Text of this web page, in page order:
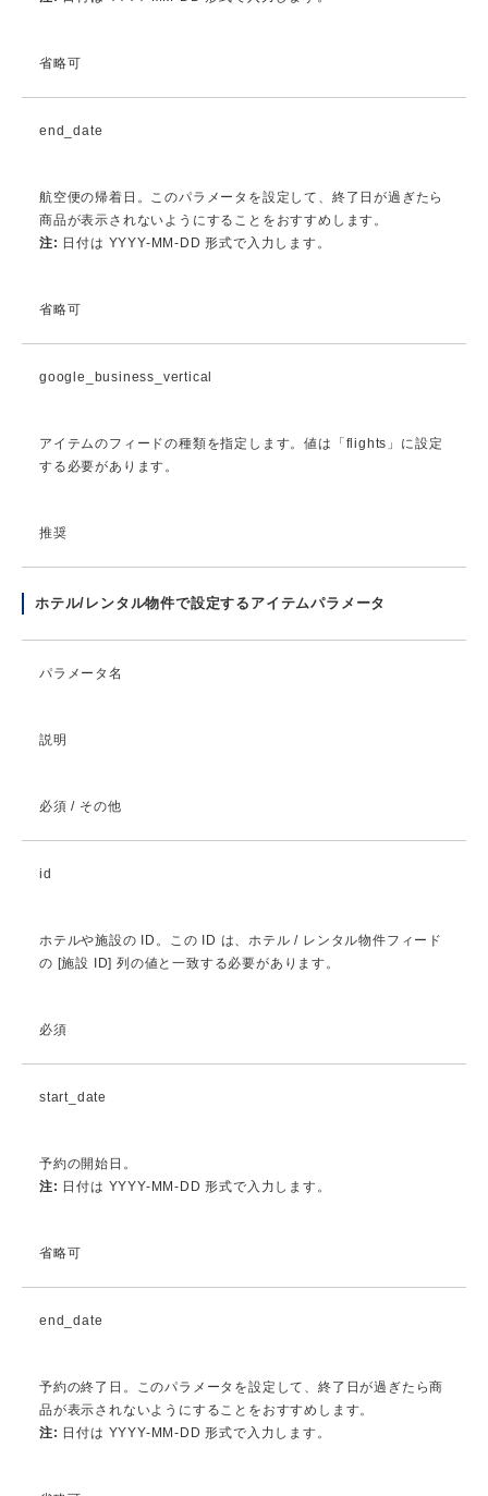
省略可
end_date
航空便の帰着日。このパラメータを設定して、終了日が過ぎたら
商品が表示されないようにすることをおすすめします。
注: 日付は YYYY-MM-DD 形式で入力します。
省略可
google_business_vertical
アイテムのフィードの種類を指定します。値は「flights」に設定
する必要があります。
推奨
ホテル/レンタル物件で設定するアイテムパラメータ
パラメータ名
説明
必須 / その他
id
ホテルや施設の ID。この ID は、ホテル / レンタル物件フィード
の [施設 ID] 列の値と一致する必要があります。
必須
start_date
予約の開始日。
注: 日付は YYYY-MM-DD 形式で入力します。
省略可
end_date
予約の終了日。このパラメータを設定して、終了日が過ぎたら商
品が表示されないようにすることをおすすめします。
注: 日付は YYYY-MM-DD 形式で入力します。